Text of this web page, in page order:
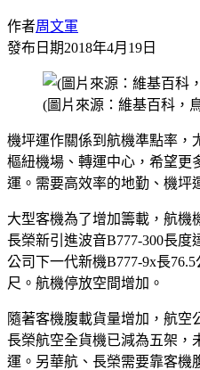
作者周文軍
發布日期2018年4月19日
(圖片來源：維基百科，
機坪運作關係到航機準點率，
樞紐機場、轉運中心，希望更
運。需要高效率的地勤、機坪
大型客機為了增加籌載，航機
長榮新引進波音B777-300長度
公司下一代新機B777-9x長
尺。航機停放空間增加。
隨著客機腹載貨量增加，航空
長榮航空全貨機已減為五架，
運。另華航、長榮需要靠客機